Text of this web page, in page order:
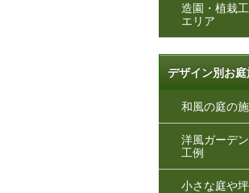
造園・植栽
エリア
デザイン別お庭
和風の庭の
洋風ガーデ
工例
小さな庭や